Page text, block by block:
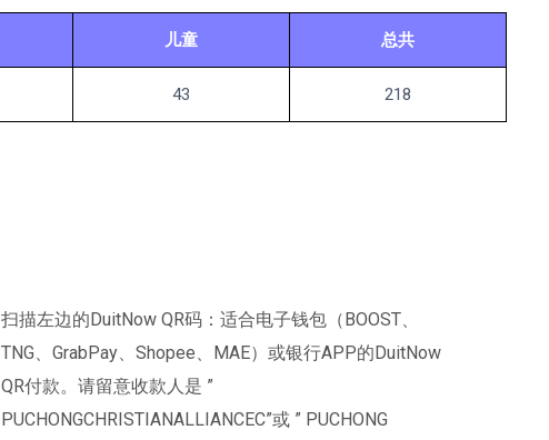
儿童 总共
43 218
扫描左边的DuitNow QR码：适合电子钱包（BOOST、
TNG、GrabPay、Shopee、MAE）或银行APP的DuitNow
QR付款。请留意收款人是 ”
PUCHONGCHRISTIANALLIANCEC”或 ” PUCHONG